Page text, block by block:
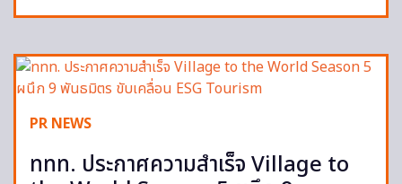
PR NEWS
ททท. ประกาศความสำเร็จ Village to